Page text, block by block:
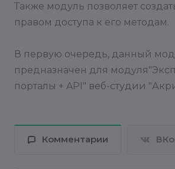
фотографиям на текущий
рекомендуемое разрешение
экспорте данных.
Также модуль позволяет
правом доступа к его методам.
В первую очередь, данный
предназначен для
порталы + API" веб-студии
Комментарии